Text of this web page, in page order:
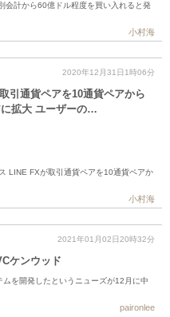
会計から60億ドル程度を買い入れると発
小村海
2020年12月31日1時06分
引通貨ペアを10通貨ペアから
拡大 ユーザーの…
LINE FXが取引通貨ペアを10通貨ペアか
小村海
2021年01月02日20時32分
ケンウッド
を開発したというニューズが12月に中
paironlee